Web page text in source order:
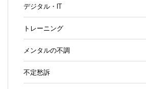
デジタル・IT
トレーニング
メンタルの不調
不定愁訴